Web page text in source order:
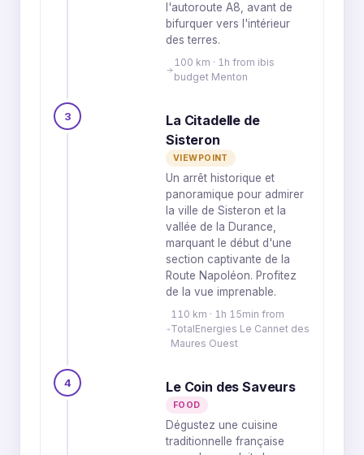
l'autoroute A8, avant de
bifurquer vers l'intérieur
des terres.
100 km · 1h from ibis
budget Menton
3
La Citadelle de
Sisteron
VIEWPOINT
Un arrêt historique et
panoramique pour admirer
la ville de Sisteron et la
vallée de la Durance,
marquant le début d'une
section captivante de la
Route Napoléon. Profitez
de la vue imprenable.
110 km · 1h 15min from
TotalEnergies Le Cannet des
Maures Ouest
4 Le Coin des Saveurs
FOOD
Dégustez une cuisine
traditionnelle française